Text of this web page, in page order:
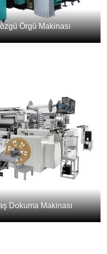
Örgü Makinası
Dokuma Makinası